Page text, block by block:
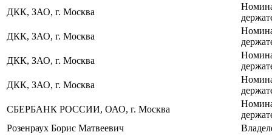
ДКК, ЗАО, г. Москва
ДКК, ЗАО, г. Москва
ДКК, ЗАО, г. Москва
ДКК, ЗАО, г. Москва
СБЕРБАНК РОССИИ, ОАО, г. Москва
Розенраух Борис Матвеевич